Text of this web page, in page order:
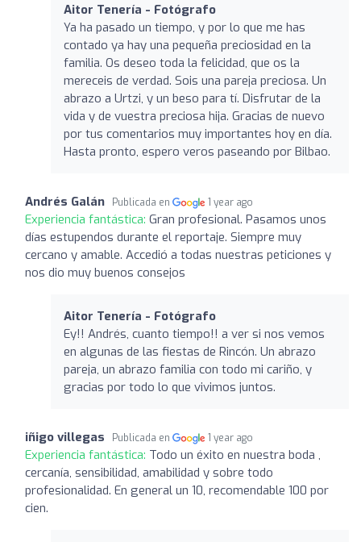
Aitor Tenería - Fotógrafo
Ya ha pasado un tiempo, y por lo que me has
contado ya hay una pequeña preciosidad en la
familia. Os deseo toda la felicidad, que os la
mereceis de verdad. Sois una pareja preciosa. Un
abrazo a Urtzi, y un beso para tí. Disfrutar de la
vida y de vuestra preciosa hija. Gracias de nuevo
por tus comentarios muy importantes hoy en día.
Hasta pronto, espero veros paseando por Bilbao.
Andrés Galán Publicada en 1 year ago
Experiencia fantástica: Gran profesional. Pasamos unos
días estupendos durante el reportaje. Siempre muy
cercano y amable. Accedió a todas nuestras peticiones y
nos dio muy buenos consejos
Aitor Tenería - Fotógrafo
Ey!! Andrés, cuanto tiempo!! a ver si nos vemos
en algunas de las fiestas de Rincón. Un abrazo
pareja, un abrazo familia con todo mi cariño, y
gracias por todo lo que vivimos juntos.
iñigo villegas Publicada en 1 year ago
Experiencia fantástica: Todo un éxito en nuestra boda ,
cercanía, sensibilidad, amabilidad y sobre todo
profesionalidad. En general un 10, recomendable 100 por
cien.